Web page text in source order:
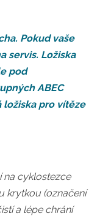
Pokud vaše
servis. Ložiska
pod
ABEC
ložiska pro vítěze
na cyklostezce
krytkou (označení
a lépe chrání